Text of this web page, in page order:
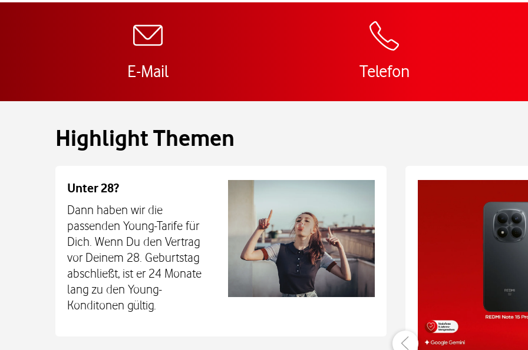
E-Mail Telefon
Highlight Themen
Unter 28?
Dann haben wir die
passenden Young-Tarife für
Dich. Wenn Du den Vertrag
vor Deinem 28. Geburtstag
abschließt, ist er 24 Monate
lang zu den Young-
Konditonen gültig.